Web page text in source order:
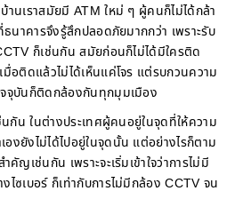
นเราสมัยมี ATM ใหม่ ๆ ผู้คนก็ไม่ได้กล้า
ธนาคารจึงรู้สึกปลอดภัยมากกว่า เพราะรับ
ก็เช่นกัน สมัยก่อนก็ไม่ได้มีใครติด
มื่อติดแล้วไม่ได้เห็นแค่โจร แต่รบกวนความ
จุบันก็ติดกล้องกันทุกมุมเมือง
น ในต่างประเทศผู้คนอยู่ในจุดที่ให้ความ
งยังไม่ได้ไปอยู่ในจุดนั้น แต่อย่างไรก็ตาม
คัญเช่นกัน เพราะจะเริ่มเข้าใจว่าการไม่มี
ไซเบอร์ ก็เท่ากับการไม่มีกล้อง CCTV จน